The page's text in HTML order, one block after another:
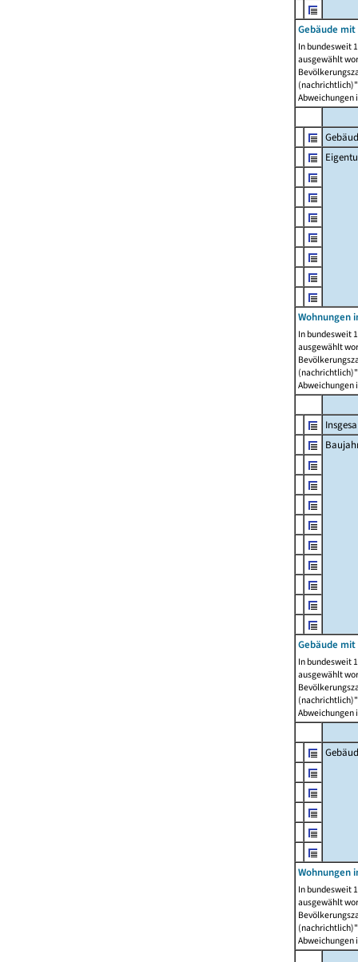
Gebäude
In bundesweit
ausgewählt
Abweichungen
Wohnungen
In bundesweit
ausgewählt
Abweichungen
Gebäude mit
In bundesweit
ausgewählt
Abweichungen
Wohnungen
In bundesweit
ausgewählt
Abweichungen